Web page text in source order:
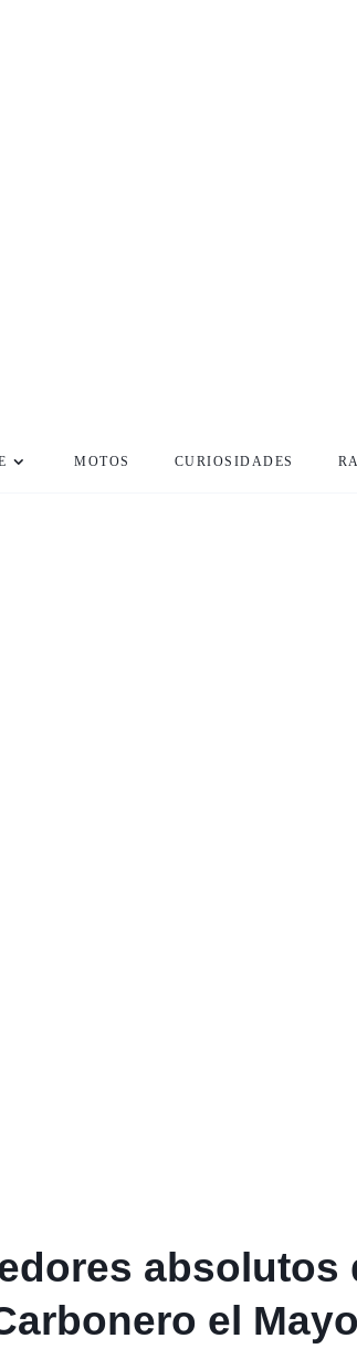
MOTOS CURIOSIDADES
absolutos
el